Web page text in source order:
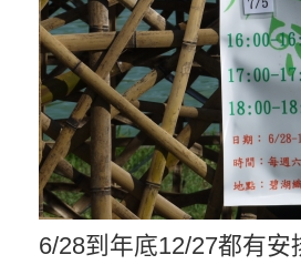
6/28到年底12/27都有